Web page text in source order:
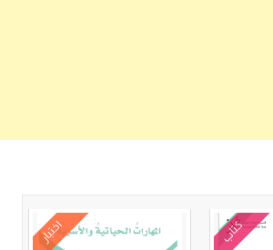
كتاب اختبار